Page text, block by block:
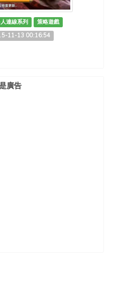
連線系列
策略遊戲
11-13 00:16:54
廣告